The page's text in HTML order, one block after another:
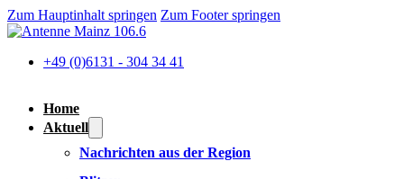
Zum Hauptinhalt springen Zum Footer springen
+49 (0)6131 - 304 34 41
Home
Aktuell
Nachrichten aus der Region